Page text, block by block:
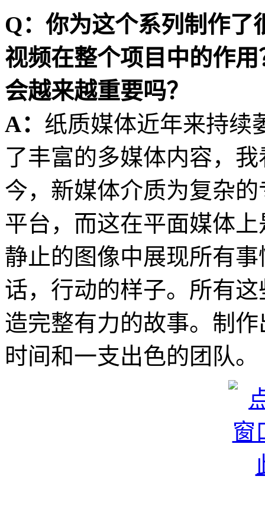
Q：你为这个系列制作了
视频在整个项目中的作
会越来越重要吗？
A： 纸质媒体近年来持续
了丰富的多媒体内容，
今，新媒体介质为复杂
平台，而这在平面媒体
静止的图像中展现所有
话，行动的样子。所有
造完整有力的故事。制
时间和一支出色的团队。